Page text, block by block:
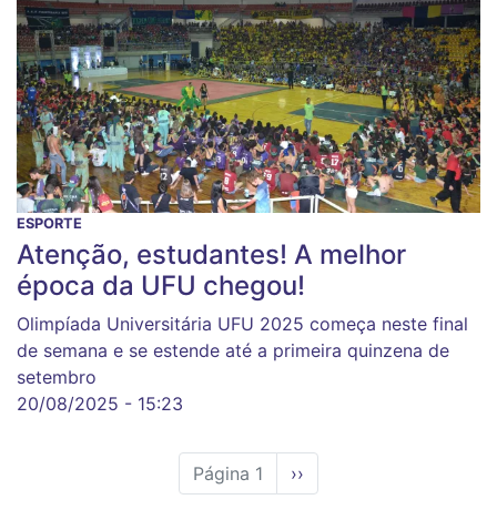
ESPORTE
Atenção, estudantes! A melhor
época da UFU chegou!
Olimpíada Universitária UFU 2025 começa neste final
de semana e se estende até a primeira quinzena de
setembro
20/08/2025 - 15:23
Página 1
Próxima
página
››